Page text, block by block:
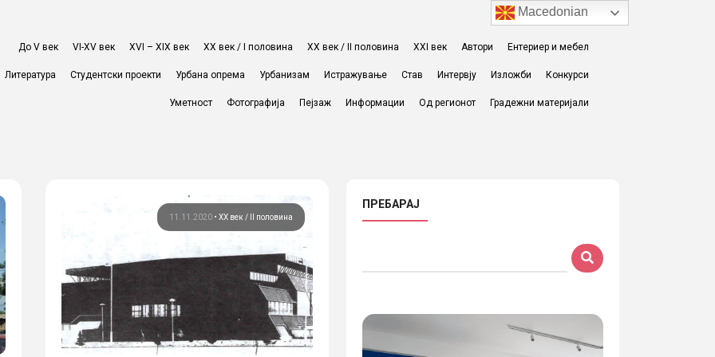
До V век VI-XV век XVI – XIX век ХХ век / I половина ХХ век / II половина XXI век Автори Ентериер и мебел
Литература Студентски проекти Урбана опрема Урбанизам Истражување Став Интервју Изложби Конкурси
Уметност Фотографија Пејзаж Информации Од регионот Градежни материјали
11.11.2020• ХХ век / II половина
ПРЕБАРАЈ
Macedonian